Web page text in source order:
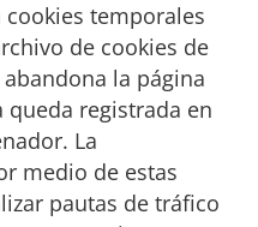
cookies temporales
de cookies de
la página
registrada en
La
medio de estas
pautas de tráfico